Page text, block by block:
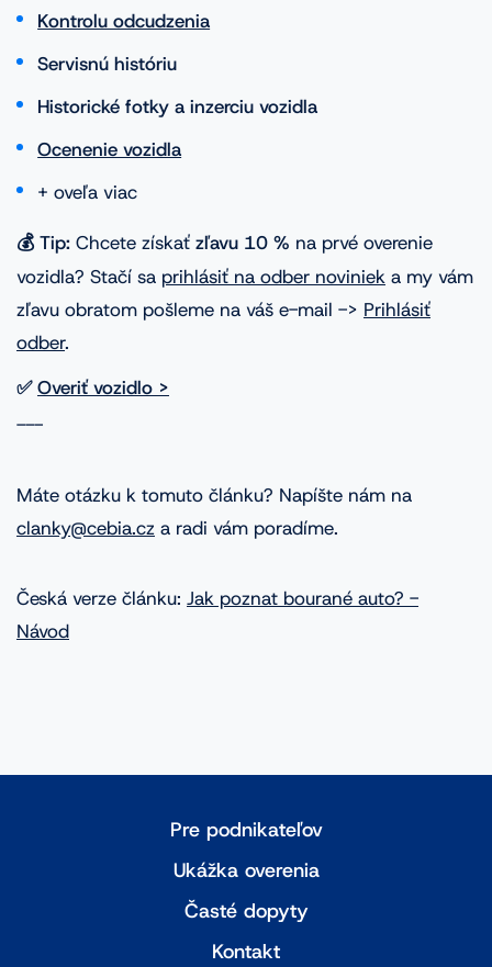
Kontrolu odcudzenia
Servisnú históriu
Historické fotky a inzerciu vozidla
Ocenenie vozidla
+ oveľa viac
💰 Tip: Chcete získať zľavu 10 % na prvé overenie
vozidla? Stačí sa prihlásiť na odber noviniek a my vám
zľavu obratom pošleme na váš e-mail -> Prihlásiť
odber.
✅Overiť vozidlo >
---
Máte otázku k tomuto článku? Napíšte nám na
clanky@cebia.cz a radi vám poradíme.
Česká verze článku: Jak poznat bourané auto? -
Návod
Pre podnikateľov
Ukážka overenia
Časté dopyty
Kontakt